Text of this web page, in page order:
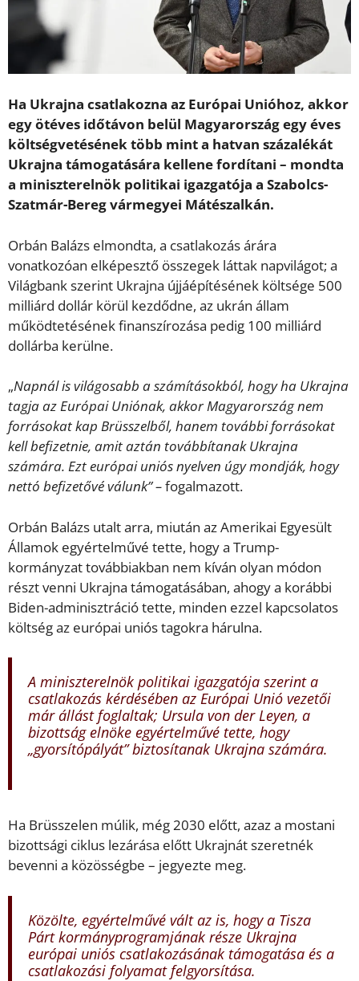
Ha Ukrajna csatlakozna az Európai Unióhoz, akkor
egy ötéves időtávon belül Magyarország egy éves
költségvetésének több mint a hatvan százalékát
Ukrajna támogatására kellene fordítani – mondta
a miniszterelnök politikai igazgatója a Szabolcs-
Szatmár-Bereg vármegyei Mátészalkán.
Orbán Balázs elmondta, a csatlakozás árára
vonatkozóan elképesztő összegek láttak napvilágot; a
Világbank szerint Ukrajna újjáépítésének költsége 500
milliárd dollár körül kezdődne, az ukrán állam
működtetésének finanszírozása pedig 100 milliárd
dollárba kerülne.
„Napnál is világosabb a számításokból, hogy ha Ukrajna
tagja az Európai Uniónak, akkor Magyarország nem
forrásokat kap Brüsszelből, hanem további forrásokat
kell befizetnie, amit aztán továbbítanak Ukrajna
számára. Ezt európai uniós nyelven úgy mondják, hogy
nettó befizetővé válunk” –fogalmazott.
Orbán Balázs utalt arra, miután az Amerikai Egyesült
Államok egyértelművé tette, hogy a Trump-
kormányzat továbbiakban nem kíván olyan módon
részt venni Ukrajna támogatásában, ahogy a korábbi
Biden-adminisztráció tette, minden ezzel kapcsolatos
költség az európai uniós tagokra hárulna.
A miniszterelnök politikai igazgatója szerint a
csatlakozás kérdésében az Európai Unió vezetői
már állást foglaltak; Ursula von der Leyen, a
bizottság elnöke egyértelművé tette, hogy
„gyorsítópályát” biztosítanak Ukrajna számára.
Ha Brüsszelen múlik, még 2030 előtt, azaz a mostani
bizottsági ciklus lezárása előtt Ukrajnát szeretnék
bevenni a közösségbe – jegyezte meg.
Közölte, egyértelművé vált az is, hogy a Tisza
Párt kormányprogramjának része Ukrajna
európai uniós csatlakozásának támogatása és a
csatlakozási folyamat felgyorsítása.